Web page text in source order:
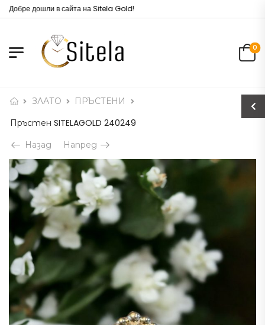
Добре дошли в сайта на Sitela Gold!
0
ЗЛАТО
ПРЪСТЕНИ
Пръстен SITELAGOLD 240249
Назад Напред